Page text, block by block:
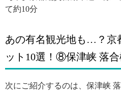
て約10分
あの有名観光地も…？京
ット10選！⑧保津峡 落
次にご紹介するのは、保津峡